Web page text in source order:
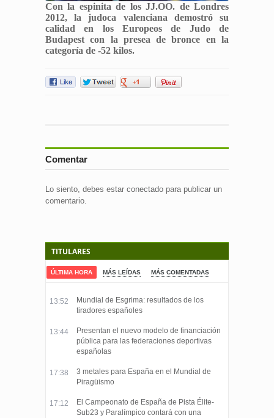
Con la espinita de los JJ.OO. de Londres
2012, la judoca valenciana demostró su
calidad en los Europeos de Judo de
Budapest con la presea de bronce en la
categoría de -52 kilos.
Comentar
Lo siento, debes estar conectado para publicar un
comentario.
TITULARES
ÚLTIMA HORA MÁS LEÍDAS MÁS COMENTADAS
13:52
Mundial de Esgrima: resultados de los
tiradores españoles
13:44
Presentan el nuevo modelo de financiación
pública para las federaciones deportivas
españolas
17:38
3 metales para España en el Mundial de
Piragüismo
17:12
El Campeonato de España de Pista Élite-
Sub23 y Paralímpico contará con una